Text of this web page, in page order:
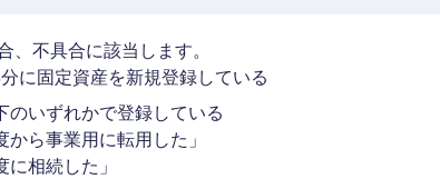
不具合に該当します。
に固定資産を新規登録している
のいずれかで登録している
から事業用に転用した」
相続した」